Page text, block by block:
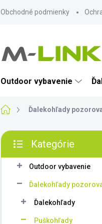
Obchodné podmienky
Outdoor vybavenie
DomovĎalekohľady
B
č
kategórie
Kategórie
Outdoor vybavenie
Ďalekohľady
Ďalekohľady
Puškohľady